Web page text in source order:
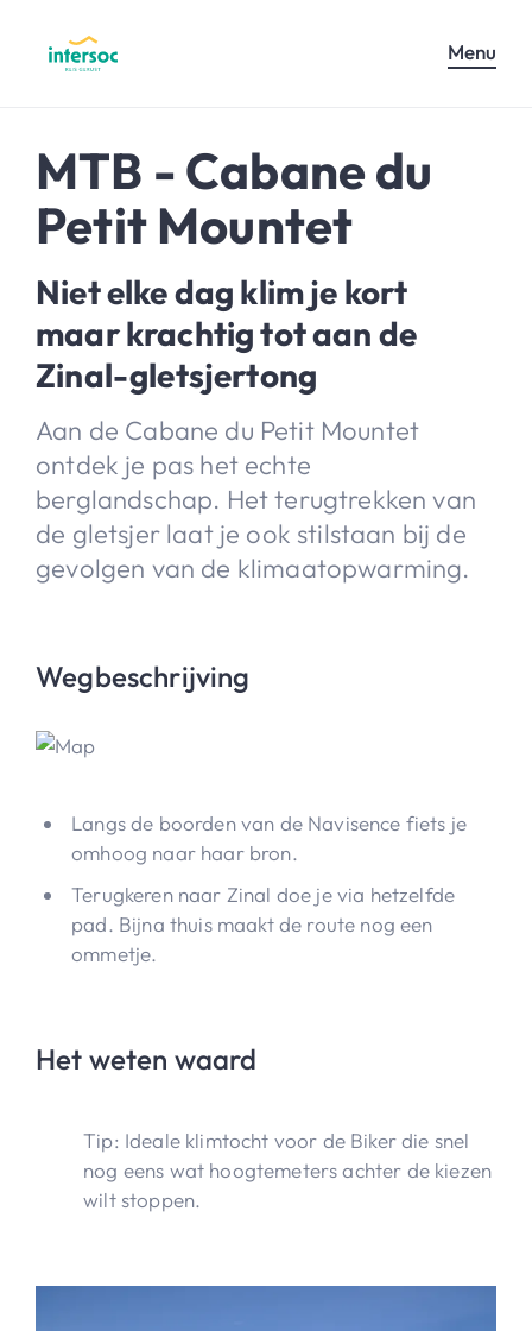
Menu
MTB - Cabane du
Petit Mountet
Niet elke dag klim je kort
maar krachtig tot aan de
Zinal-gletsjertong
Aan de Cabane du Petit Mountet
ontdek je pas het echte
berglandschap. Het terugtrekken van
de gletsjer laat je ook stilstaan bij de
gevolgen van de klimaatopwarming.
Wegbeschrijving
Langs de boorden van de Navisence fiets je
omhoog naar haar bron.
Terugkeren naar Zinal doe je via hetzelfde
pad. Bijna thuis maakt de route nog een
ommetje.
Het weten waard
Tip: Ideale klimtocht voor de Biker die snel
nog eens wat hoogtemeters achter de kiezen
wilt stoppen.